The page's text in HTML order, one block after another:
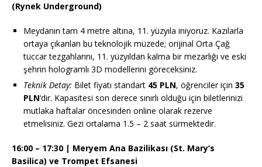
(Rynek Underground)
Meydanın tam 4 metre altına, 11. yüzyıla iniyoruz. Kazılarla
ortaya çıkarılan bu teknolojik müzede; orijinal Orta Çağ
tüccar tezgahlarını, 11. yüzyıldan kalma bir mezarlığı ve eski
şehrin hologramlı 3D modellerini göreceksiniz.
Teknik Detay: Bilet fiyatı standart 45 PLN, öğrenciler için 35
PLN‘dir. Kapasitesi son derece sınırlı olduğu için biletlerinizi
mutlaka haftalar öncesinden online olarak rezerve
etmelisiniz. Gezi ortalama 1.5 – 2 saat sürmektedir.
16:00 – 17:30 | Meryem Ana Bazilikası (St. Mary’s
Basilica) ve Trompet Efsanesi